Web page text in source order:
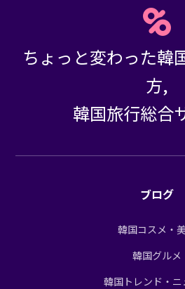
ちょっと変わった韓
方,
韓国旅行総合
ブログ
韓国コスメ・
韓国グルメ
韓国トレンド・ニ